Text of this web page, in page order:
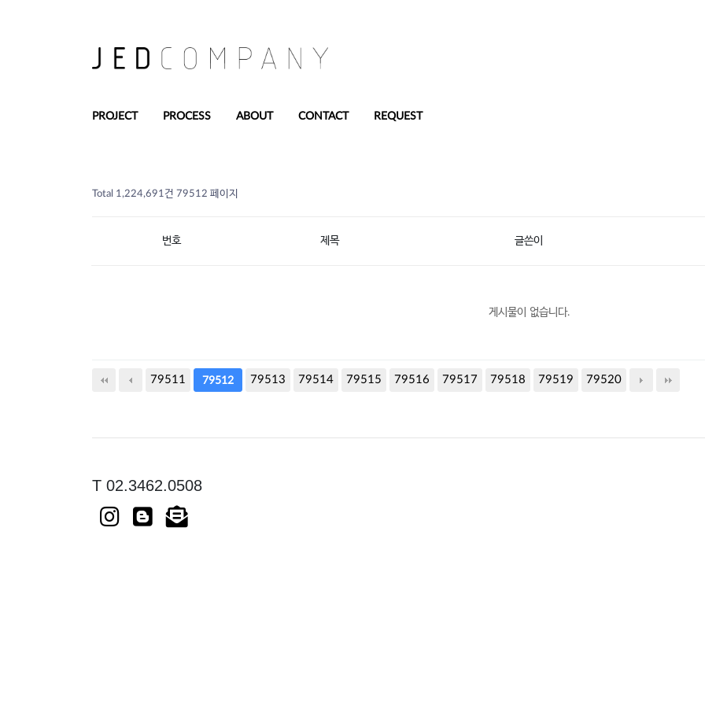
PROJECT PROCESS ABOUT CONTACT REQUEST
Total 1,224,691건 79512 페이지
번호 제목 글쓴이
게시물이 없습니다.
79511 79512 79513 79514 79515 79516 79517 79518 79519 79520
다음 맨끝
T 02.3462.0508